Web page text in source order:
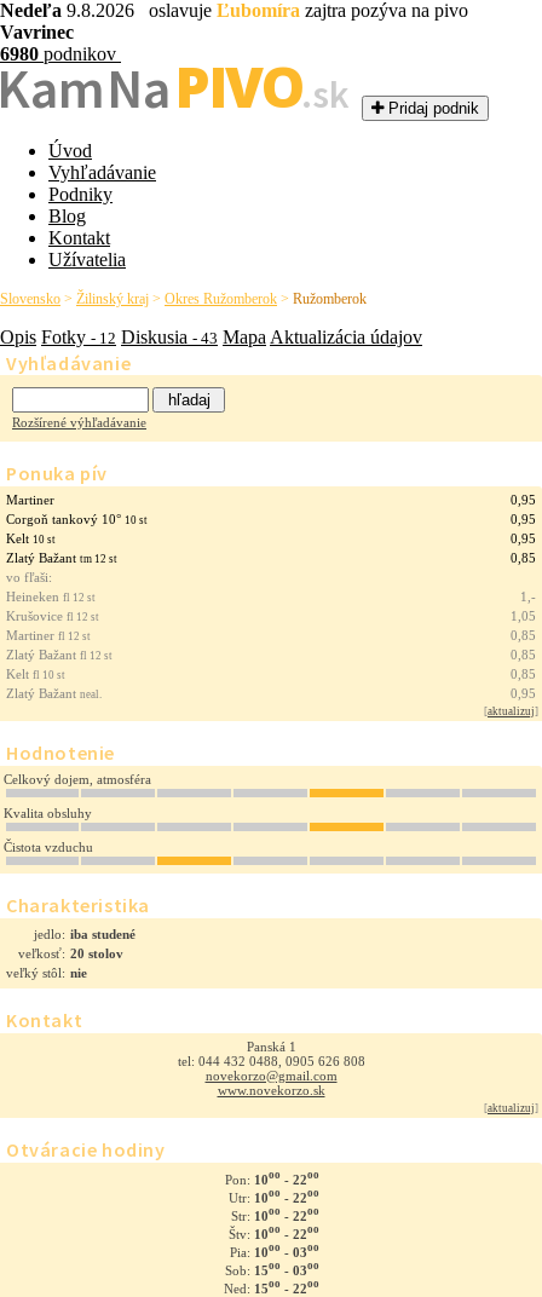
Nedeľa 9.8.2026 oslavuje Ľubomíra zajtra pozýva na pivo
Vavrinec
6980 podnikovNaPIVO.sk Pridaj podnik
Úvod
Vyhľadávanie
Podniky
Blog
Kontakt
Užívatelia
Slovensko > Žilinský kraj > Okres Ružomberok > Ružomberok
Opis Fotky - 12 Diskusia - 43 Mapa Aktualizácia údajov
Vyhľadávanie
Rozšírené výhľadávanie
Ponuka pív
Martiner
0,95
Corgoň tankový 10° 10 st
0,95
Kelt 10 st
0,95
Zlatý Bažant tm 12 st
0,85
vo fľaši:
Heineken fl 12 st
1,-
Krušovice fl 12 st
1,05
Martiner fl 12 st
0,85
Zlatý Bažant fl 12 st
0,85
Kelt fl 10 st
0,85
Zlatý Bažant neal. 0,95
[aktualizuj]
Hodnotenie
Celkový dojem, atmosféra
Kvalita obsluhy
Čistota vzduchu
Charakteristika
jedlo: iba studené
veľkosť: 20 stolov
veľký stôl: nie
Kontakt
Panská 1
tel: 044 432 0488, 0905 626 808
novekorzo@gmail.com
www.novekorzo.sk
[aktualizuj]
Otváracie hodiny
Pon: 10oo- 22oo
Utr: 10oo- 22oo
Str: 10oo- 22oo
Štv: 10oo- 22oo
Pia: 10oo- 03oo
Sob: 15oo- 03oo
Ned: 15oo- 22oo